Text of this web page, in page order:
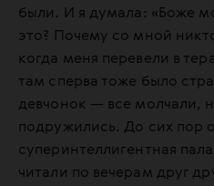
были. И я думала: «Боже
это? Почему со мной
когда меня перевели в
там сперва тоже было
девчонок — все молчали,
подружились. До сих пор
суперинтеллигентная
читали по вечерам друг